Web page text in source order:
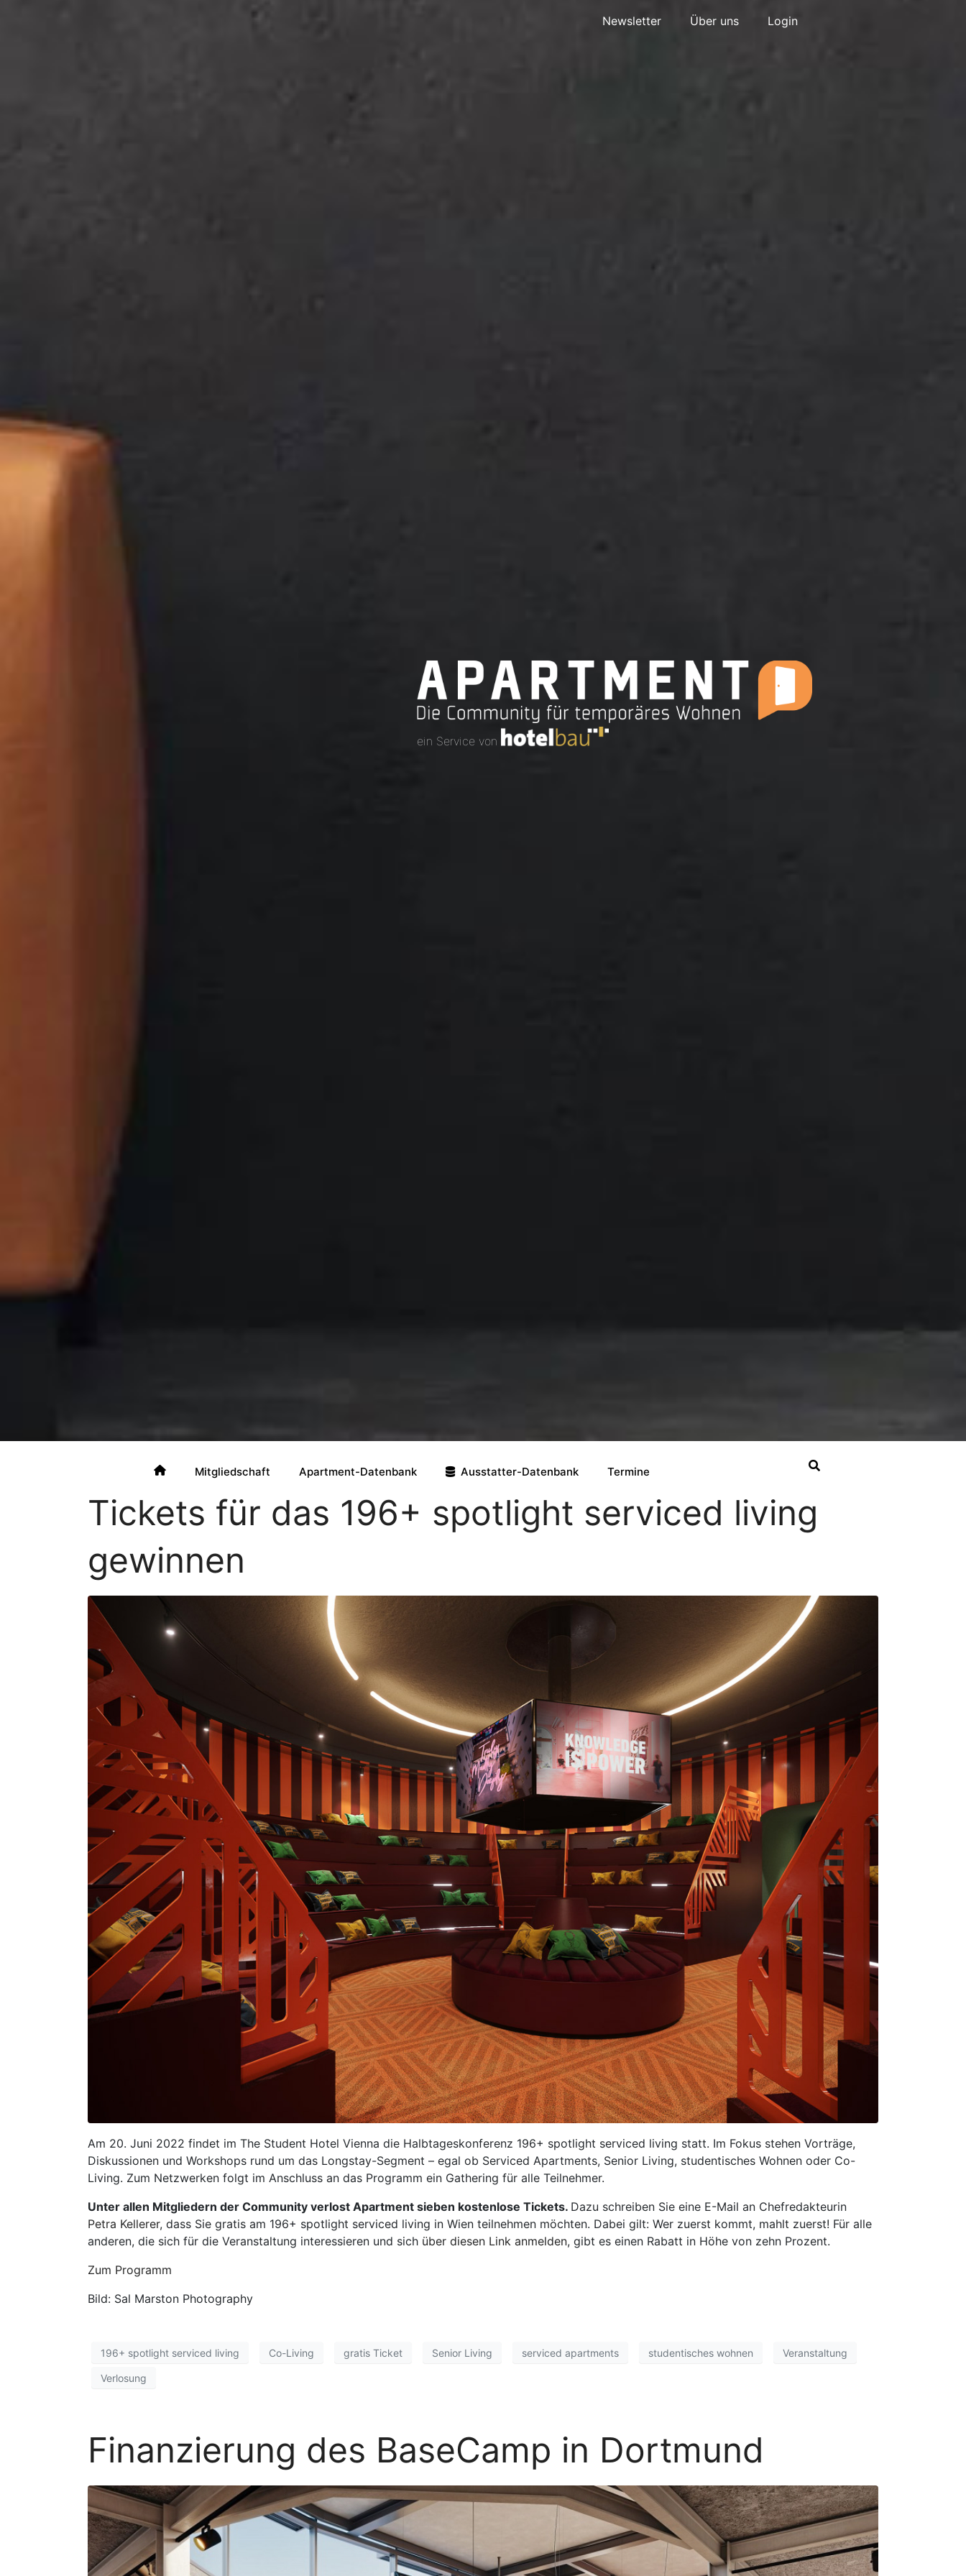
Newsletter Über uns Login
ein Service von
Mitgliedschaft Apartment-Datenbank Ausstatter-Datenbank Termine
Tickets für das 196+ spotlight serviced living
gewinnen
Am 20. Juni 2022 findet im The Student Hotel Vienna die Halbtageskonferenz 196+ spotlight serviced living statt. Im Fokus stehen Vorträge,
Diskussionen und Workshops rund um das Longstay-Segment – egal ob Serviced Apartments, Senior Living, studentisches Wohnen oder Co-
Living. Zum Netzwerken folgt im Anschluss an das Programm ein Gathering für alle Teilnehmer.
Unter allen Mitgliedern der Community verlost Apartment sieben kostenlose Tickets. Dazu schreiben Sie eine E-Mail an Chefredakteurin
Petra Kellerer, dass Sie gratis am 196+ spotlight serviced living in Wien teilnehmen möchten. Dabei gilt: Wer zuerst kommt, mahlt zuerst! Für alle
anderen, die sich für die Veranstaltung interessieren und sich über diesen Link anmelden, gibt es einen Rabatt in Höhe von zehn Prozent.
Zum Programm
Bild: Sal Marston Photography
196+ spotlight serviced living Co-Living gratis Ticket Senior Living serviced apartments studentisches wohnen Veranstaltung
Verlosung
Finanzierung des BaseCamp in Dortmund